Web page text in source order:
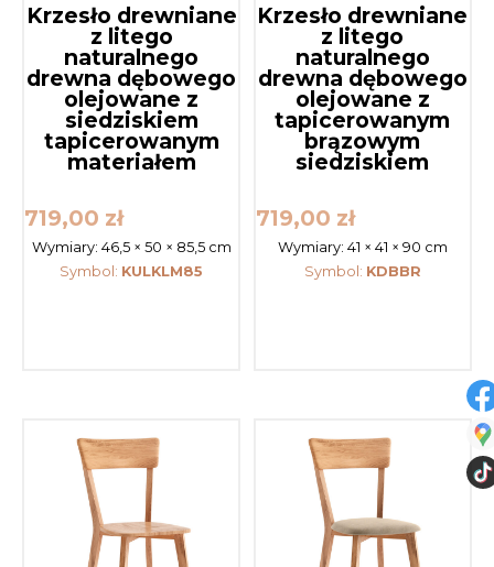
Krzesło drewniane
z litego
naturalnego
drewna dębowego
olejowane z
siedziskiem
tapicerowanym
materiałem
719,00 zł
Wymiary: 46,5 × 50 × 85,5 cm
Symbol: KULKLM85
Krzesło drewniane
z litego
naturalnego
drewna dębowego
olejowane z
tapicerowanym
brązowym
siedziskiem
719,00 zł
Wymiary: 41 × 41 × 90 cm
Symbol: KDBBR